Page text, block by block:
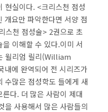
현실이다. <크리스천 점성
개요만 파악한다면 서양 점
스천 점성술> 2권으로 초
이해할 수 있다.이미 서
윌리엄 릴리(William
에 완역되어 전 시리즈가
수많은 점성학도 들에게 새
다. 더 많은 사람이 제대
을 사용해서 많은 사람들의